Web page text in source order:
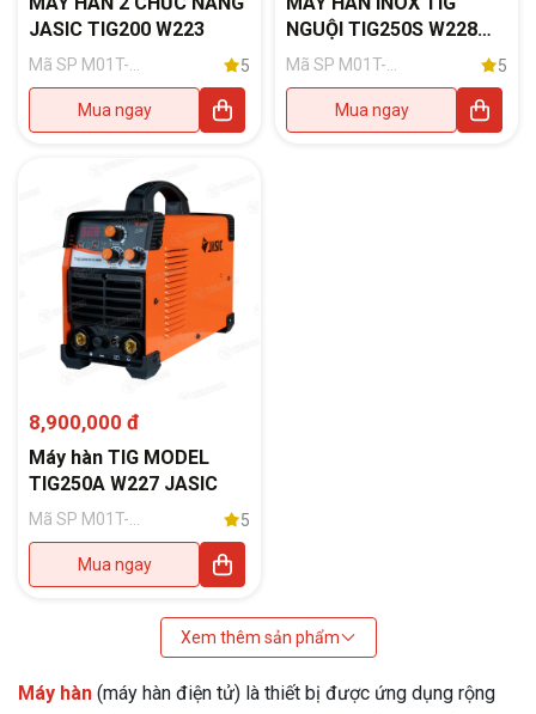
JASIC TIG200 W223
Mã SP M01T-
015536, phụ
kiện đi kèm
gồm có: Súng
Dây hơi đơn
phi 6- trắng dài
3m + Đồng hồ
Argon + Kìm
hàn có dây 3m
5
Mua ngay
NGUỘI TIG250S W228
JASIC
Mã SP M01T-
022879, phụ
kiện đi kèm
gồm: Súng
5
Mua ngay
8,900,000 đ
Máy hàn TIG MODEL
TIG250A W227 JASIC
Mã SP M01T-
015538, phụ
kiện kèm theo
gồm có: Súng
đơn phi 6-
5
Mua ngay
Xem thêm sản phẩm
Máy hàn (máy hàn điện tử) là thiết bị được ứng dụng rộng